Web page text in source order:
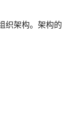
架构。架构